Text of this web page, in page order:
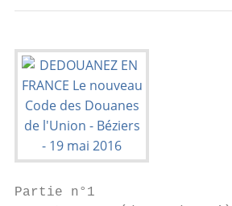
Partie n°1